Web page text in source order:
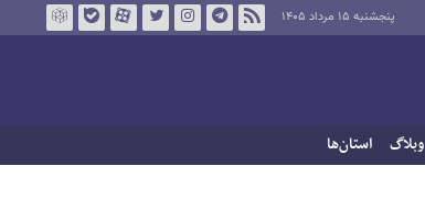
پنجشنبه ۱۵ مرداد ۱۴۰۵
وبلاگ استان‌ها